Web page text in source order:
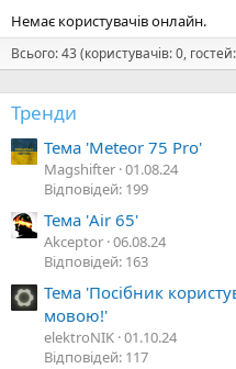
Немає користувачів онлайн.
Всього: 43 (користувачів: 0,
Тренди
Тема 'Meteor 75 Pro'
Magshifter 01.08.24
Відповідей: 199
Тема 'Air 65'
Akceptor 06.08.24
Відповідей: 163
Тема 'Посібник
мовою!'
elektroNIK 01.10.24
Відповідей: 117